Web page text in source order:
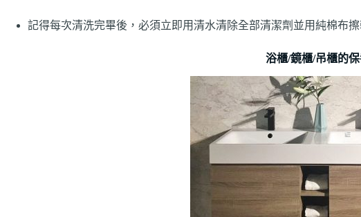
記得每次清洗完畢後，必須立即用清水清除全部清潔劑並用純棉布
浴櫃/鏡櫃/吊櫃的